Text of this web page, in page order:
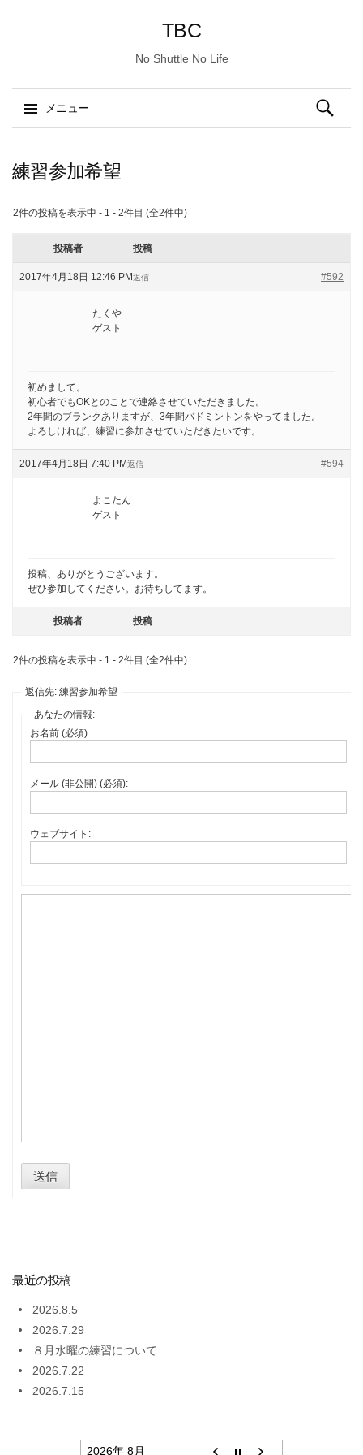
TBC
No Shuttle No Life
メニュー
ン
ン
キ
検
索:
練習参加希望
2件の投稿を表示中 - 1 - 2件目 (全2件中)
投稿者 投稿
2017年4月18日 12:46 PM #592
返信
たくや
ゲスト
初めまして。
初心者でもOKとのことで連絡させていただきました。
2年間のブランクありますが、3年間バドミントンをやってました。
よろしければ、練習に参加させていただきたいです。
2017年4月18日 7:40 PM #594
返信
よこたん
ゲスト
投稿、ありがとうございます。
ぜひ参加してください。お待ちしてます。
投稿者 投稿
2件の投稿を表示中 - 1 - 2件目 (全2件中)
返信先: 練習参加希望
あなたの情報:
お名前 (必須)
メール (非公開) (必須):
ウェブサイト:
送信
最近の投稿
2026.8.5
2026.7.29
８月水曜の練習について
2026.7.22
2026.7.15
2026年 8月